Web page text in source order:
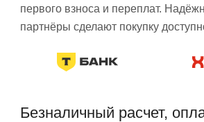
первого взноса и переплат.
партнёры сделают покупку
Безналичный расчет,